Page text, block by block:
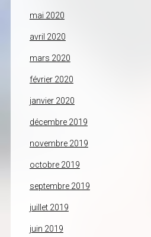
mai 2020
avril 2020
mars 2020
février 2020
janvier 2020
décembre 2019
novembre 2019
octobre 2019
septembre 2019
juillet 2019
juin 2019